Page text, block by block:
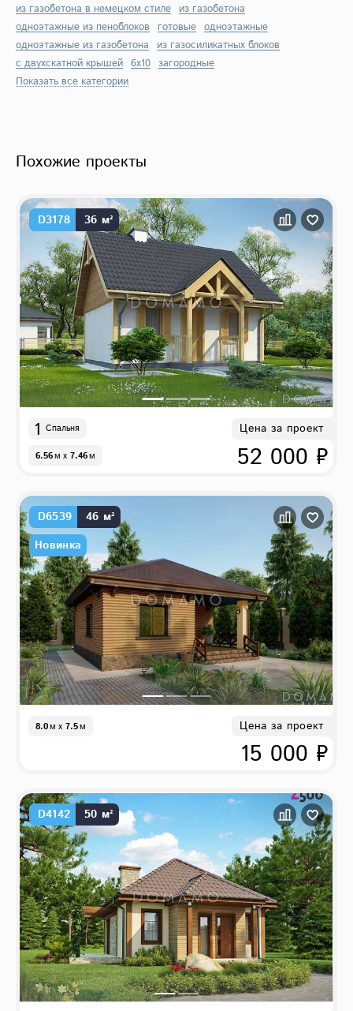
из газобетона в немецком стиле из газобетона
одноэтажные из пеноблоков
готовые одноэтажные
одноэтажные из газобетона
из газосиликатных блоков
с двухскатной крышей 6х10 загородные
Показать все категории
Похожие проекты
D3178 36 м²
1 Спальня
6.56м x 7.46м
Цена за проект
52 000 ₽
D6539
46 м²
Новинка
8.0м x 7.5м Цена за проект
15 000 ₽
D4142 50 м²